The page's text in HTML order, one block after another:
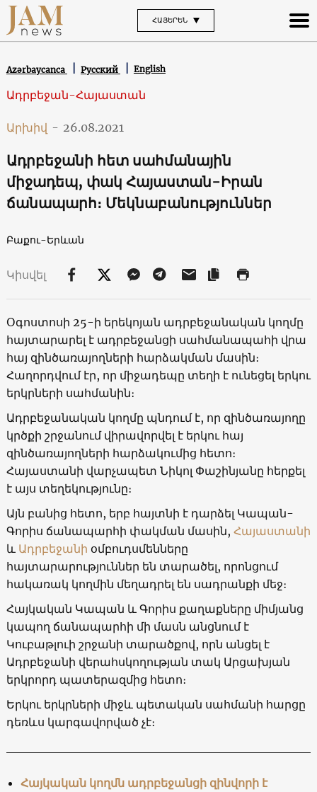
ՀԱՅԵՐԵՆ
Azərbaycanca Русский English
Ադրբեջան-Հայաստան
Արխիվ - 26.08.2021
Ադրբեջանի հետ սահմանային
միջադեպ, փակ Հայաստան-Իրան
ճանապարհ։ Մեկնաբանություններ
Բաքու-Երևան
Կիսվել
Օգոստոսի 25-ի երեկոյան ադրբեջանական կողմը
հայտարարել է ադրբեջանցի սահմանապահի վրա
հայ զինծառայողների հարձակման մասին։
Հաղորդվում էր, որ միջադեպը տեղի է ունեցել երկու
երկրների սահմանին։
Ադրբեջանական կողմը պնդում է, որ զինծառայողը
կրծքի շրջանում վիրավորվել է երկու հայ
զինծառայողների հարձակումից հետո։
Հայաստանի վարչապետ Նիկոլ Փաշինյանը հերքել
է այս տեղեկությունը։
Այն բանից հետո, երբ հայտնի է դարձել Կապան-
Գորիս ճանապարհի փակման մասին, Հայաստանի
և Ադրբեջանի օմբուդսմենները
հայտարարություններ են տարածել, որոնցում
հակառակ կողմին մեղադրել են սադրանքի մեջ։
Հայկական Կապան և Գորիս քաղաքները միմյանց
կապող ճանապարհի մի մասն անցնում է
Կուբաթլուի շրջանի տարածքով, որն անցել է
Ադրբեջանի վերահսկողության տակ Արցախյան
երկրորդ պատերազմից հետո։
Երկու երկրների միջև պետական սահմանի հարցը
դեռևս կարգավորված չէ։
Հայկական կողմն ադրբեջանցի զինվորի է